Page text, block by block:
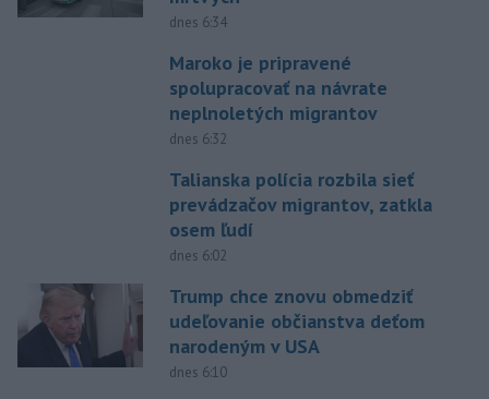
dnes 6:34
Maroko je pripravené
spolupracovať na návrate
neplnoletých migrantov
dnes 6:32
Talianska polícia rozbila sieť
prevádzačov migrantov, zatkla
osem ľudí
dnes 6:02
Trump chce znovu obmedziť
udeľovanie občianstva deťom
narodeným v USA
dnes 6:10